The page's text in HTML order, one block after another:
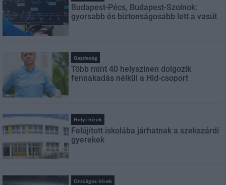
Budapest-Pécs, Budapest-Szolnok:
gyorsabb és biztonságosabb lett a vasút
Gazdaság
Több mint 40 helyszínen dolgozik
fennakadás nélkül a Híd-csoport
Helyi hírek
Felújított iskolába járhatnak a szekszárdi
gyerekek
Országos hírek